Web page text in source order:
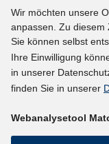
Social-Media-
BlueSky
YouTube
LinkedIn
kununu
Wir möchten unsere
anpassen. Zu diesem
Sie können selbst
Ihre Einwilligung
in unserer
finden Sie in unserer
Webanalysetool